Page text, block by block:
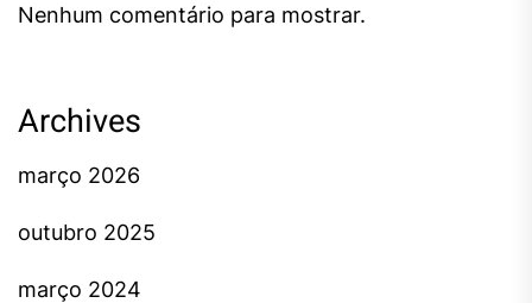
Nenhum comentário para mostrar.
Archives
março 2026
outubro 2025
março 2024